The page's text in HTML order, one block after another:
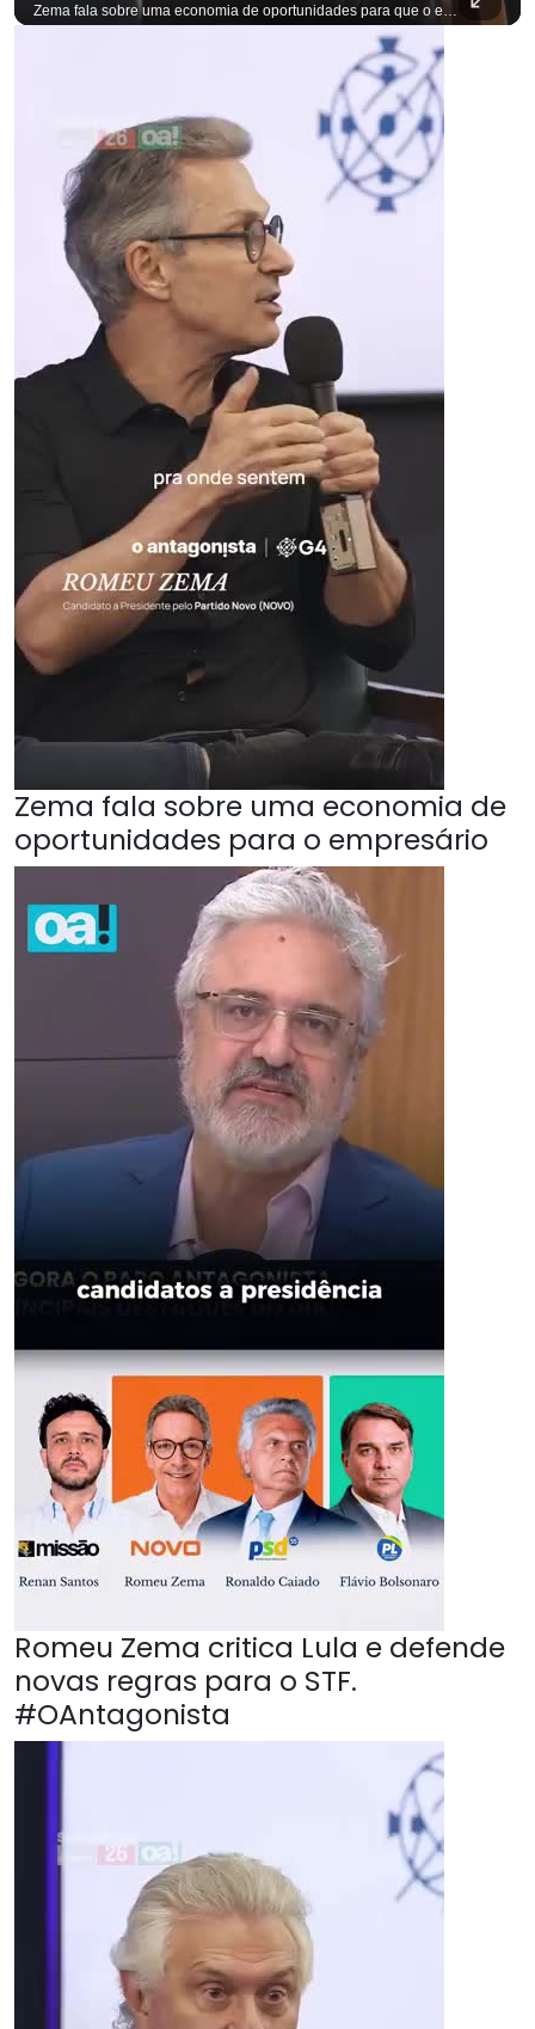
Zema fala sobre uma economia de oportunidades para que o empresário brasileiro não precise sair do país para manter o crescimento do seu negócio. A primeira Sabatina Presidencial em que as perguntas não vieram de assessores, partidos ou jornalistas. Vieram de uma pesquisa com empresários brasileiros. Imposto, juro, custo de contratar. Cada candidato frente a frente com quem move a economia do país. Se você busca informação com credibilidade, inscreva-se agora e ative o
para não perder nenhuma
Zema fala sobre uma economia de
oportunidades para o empresário
Romeu Zema critica Lula e defende
novas regras para o STF.
#OAntagonista